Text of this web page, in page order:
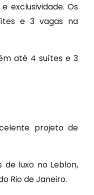
exclusividade. Os
e 3 vagas na
até 4 suítes e 3
projeto de
luxo no Leblon,
Rio de Janeiro.